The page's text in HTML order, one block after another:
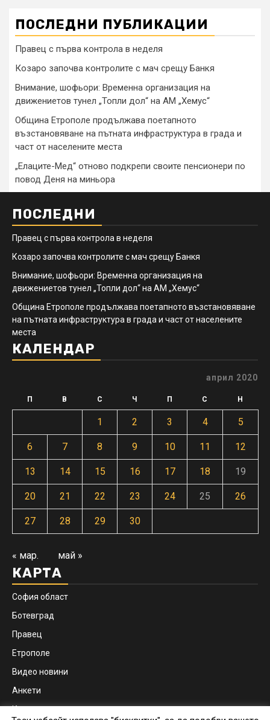
ПОСЛЕДНИ ПУБЛИКАЦИИ
Правец с първа контрола в неделя
Козаро започва контролите с мач срещу Банкя
Внимание, шофьори: Временна организация на
движениетов тунел „Топли дол“ на АМ „Хемус“
Община Етрополе продължава поетапното
възстановяване на пътната инфраструктура в града и
част от населените места
„Елаците-Мед“ отново подкрепи своите пенсионери по
повод Деня на миньора
ПОСЛЕДНИ
Правец с първа контрола в неделя
Козаро започва контролите с мач срещу Банкя
Внимание, шофьори: Временна организация на
движениетов тунел „Топли дол“ на АМ „Хемус“
Община Етрополе продължава поетапното възстановяване
на пътната инфраструктура в града и част от населените
места
КАЛЕНДАР
април 2020
П В С Ч П С Н
1 2 3 4 5
6 7 8 9 10 11 12
13 14 15 16 17 18 19
20 21 22 23 24 25 26
27 28 29 30
« мар. май »
КАРТА
София област
Ботевград
Правец
Етрополе
Видео новини
Анкети
Контакти